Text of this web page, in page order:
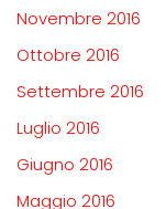
Novembre 2016
Ottobre 2016
Settembre 2016
Luglio 2016
Giugno 2016
Maggio 2016